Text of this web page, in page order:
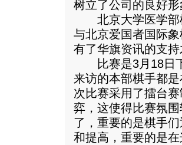
树立了公司的良好形
北京大学医学部
与北京爱国者国际
有了华旗资讯的支
比赛是3月18日下
来访的本部棋手都
次比赛采用了擂台
弈，这使得比赛氛
了，重要的是棋手
和提高，重要的是